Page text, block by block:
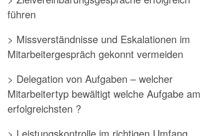
führen
> Missverständnisse und Eskalationen im
Mitarbeitergespräch gekonnt vermeiden
> Delegation von Aufgaben – welcher
Mitarbeitertyp bewältigt welche Aufgabe am
erfolgreichsten ?